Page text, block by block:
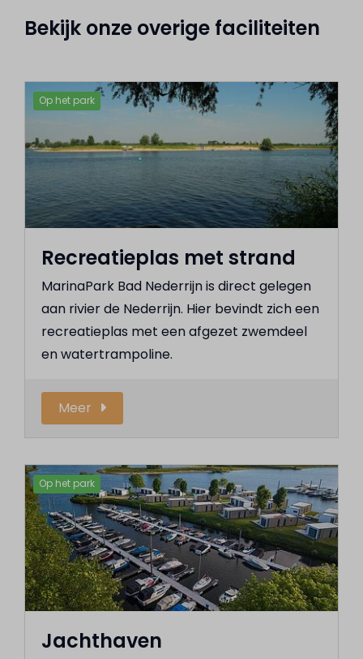
Bekijk onze overige faciliteiten
Op het park
Recreatieplas met strand
MarinaPark Bad Nederrijn is direct gelegen
aan rivier de Nederrijn. Hier bevindt zich een
recreatieplas met een afgezet zwemdeel
en watertrampoline.
Meer
Op het park
Jachthaven